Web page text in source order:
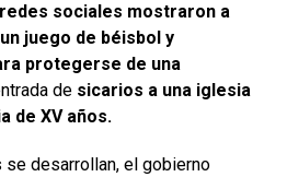
sociales mostraron a
juego de béisbol y
protegerse de una
de sicarios a una iglesia
de XV años.
desarrollan, el gobierno